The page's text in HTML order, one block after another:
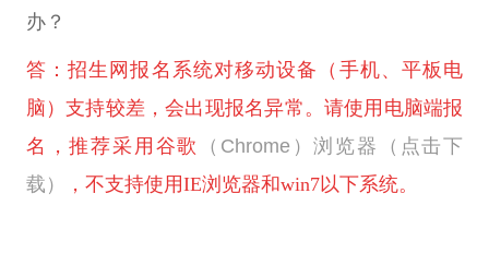
办？
答：招生网报名系统对移动设备（手机、平板电
脑）支持较差，会出现报名异常。请使用电脑端报
名，推荐采用谷歌
（Chrome）浏览器（点击下
载）
，不支持使用IE浏览器和win7以下系统。